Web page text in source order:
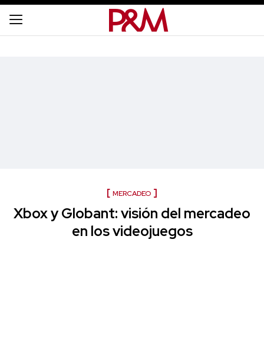
MERCADEO
Xbox y Globant: visión del mercadeo
en los videojuegos